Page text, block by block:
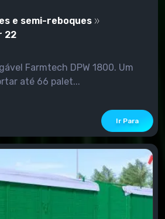
e semi-reboques
22
Farmtech DPW 1800. Um
até 66 palet...
Ir Para